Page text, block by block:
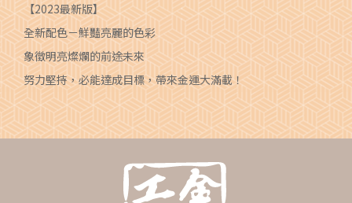
【2023最新版】
全新配色－鮮豔亮麗的色彩
象徵明亮燦爛的前途未來
努力堅持，必能達成目標，帶來金運大滿載！